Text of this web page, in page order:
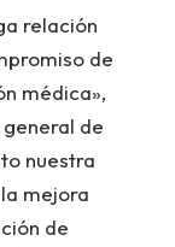
relación
de
médica»,
de
nuestra
mejora
de